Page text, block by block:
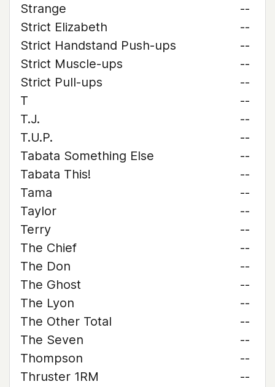
Strange
--
Strict Elizabeth
--
Strict Handstand Push-ups
--
Strict Muscle-ups
--
Strict Pull-ups
--
T
--
T.J.
--
T.U.P.
--
Tabata Something Else
--
Tabata This!
--
Tama
--
Taylor
--
Terry
--
The Chief
--
The Don
--
The Ghost
--
The Lyon
--
The Other Total
--
The Seven
--
Thompson
--
Thruster 1RM
--